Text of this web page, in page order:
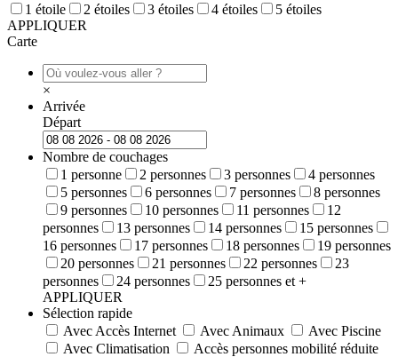
1 étoile
2 étoiles 3 étoiles 4 étoiles
5 étoiles
APPLIQUER
Carte
×
Arrivée
Départ
Nombre de couchages
1 personne
2 personnes 3 personnes
4 personnes
5 personnes
6 personnes 7 personnes
8 personnes
9 personnes
10 personnes 11 personnes
12
personnes
13 personnes 14 personnes
15 personnes
16 personnes
17 personnes 18 personnes
19 personnes
20 personnes
21 personnes 22 personnes
23
personnes
24 personnes
25 personnes et +
APPLIQUER
Sélection rapide
Avec Accès Internet
Avec Animaux
Avec Piscine
Avec Climatisation
Accès personnes mobilité réduite